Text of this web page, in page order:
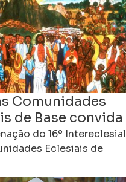
Comunidades
de Base convida
esperança e
rumo ao
do 16º Intereclesial
Eclesiais de
as